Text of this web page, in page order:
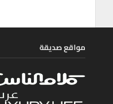
مواقع صديقة